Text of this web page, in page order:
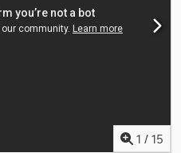
1 / 15